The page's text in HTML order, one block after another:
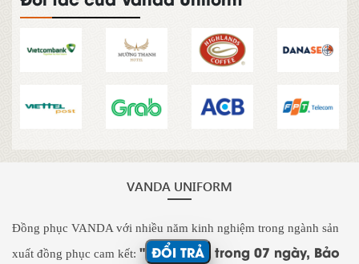
VANDA UNIFORM
Đồng phục VANDA với nhiều năm kinh nghiệm trong ngành sản
xuất đồng phục cam kết: " ĐỔI TRẢ trong 07 ngày, Bảo